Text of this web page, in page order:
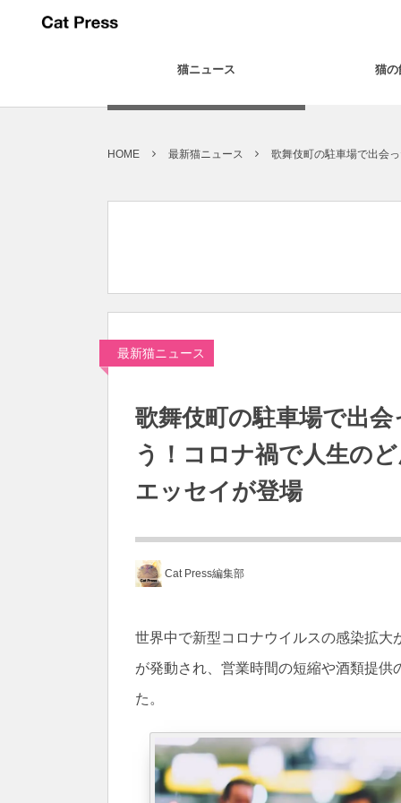
猫ニュース 猫の
HOME 最新猫ニュース 歌舞伎町の駐車場で出会
最新猫ニュース
歌舞伎町の駐車場で出
う！コロナ禍で人生の
エッセイが登場
Cat Press編集部
世界中で新型コロナウイルスの感染拡
が発動され、営業時間の短縮や酒類提
た。